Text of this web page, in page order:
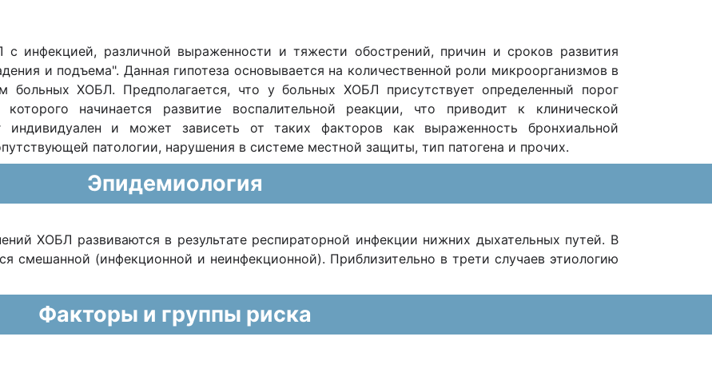
инфекцией, различной выраженности и тяжести обострений, причин и сроков развития
и подъема". Данная гипотеза основывается на количественной роли микроорганизмов в
больных ХОБЛ. Предполагается, что у больных ХОБЛ присутствует определенный порог
начинается развитие воспалительной реакции, что приводит к клинической
индивидуален и может зависеть от таких факторов как выраженность бронхиальной
патологии, нарушения в системе местной защиты, тип патогена и прочих.
Эпидемиология
ХОБЛ развиваются в результате респираторной инфекции нижних дыхательных путей. В
смешанной (инфекционной и неинфекционной). Приблизительно в трети случаев этиологию
Факторы и группы риска